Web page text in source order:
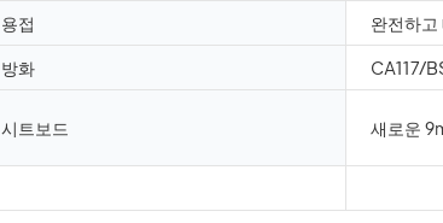
용접 완전하고
방화 CA117/
시트보드 새로운